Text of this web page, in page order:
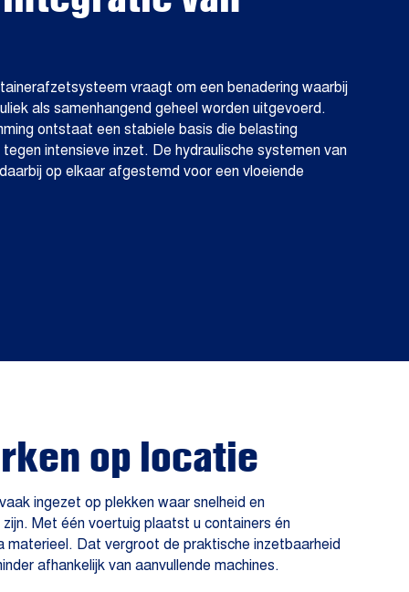
vraagt om een benadering waarbij
als samenhangend geheel worden uitgevoerd.
ontstaat een stabiele basis die belasting
intensieve inzet. De hydraulische systemen van
op elkaar afgestemd voor een vloeiende
op locatie
ingezet op plekken waar snelheid en
Met één voertuig plaatst u containers én
materieel. Dat vergroot de praktische inzetbaarheid
afhankelijk van aanvullende machines.